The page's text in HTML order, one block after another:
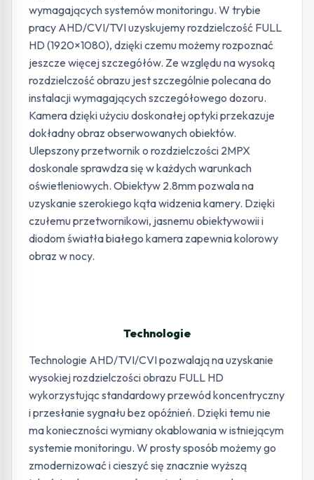
wymagających systemów monitoringu. W trybie
pracy AHD/CVI/TVI uzyskujemy rozdzielczość FULL
HD (1920×1080), dzięki czemu możemy rozpoznać
jeszcze więcej szczegółów. Ze względu na wysoką
rozdzielczość obrazu jest szczególnie polecana do
instalacji wymagających szczegółowego dozoru.
Kamera dzięki użyciu doskonałej optyki przekazuje
dokładny obraz obserwowanych obiektów.
Ulepszony przetwornik o rozdzielczości 2MPX
doskonale sprawdza się w każdych warunkach
oświetleniowych. Obiektyw 2.8mm pozwala na
uzyskanie szerokiego kąta widzenia kamery. Dzięki
czułemu przetwornikowi, jasnemu obiektywowii i
diodom światła białego kamera zapewnia kolorowy
obraz w nocy.
Technologie
Technologie AHD/TVI/CVI pozwalają na uzyskanie
wysokiej rozdzielczości obrazu FULL HD
wykorzystując standardowy przewód koncentryczny
i przesłanie sygnału bez opóźnień. Dzięki temu nie
ma konieczności wymiany okablowania w istniejącym
systemie monitoringu. W prosty sposób możemy go
zmodernizować i cieszyć się znacznie wyższą